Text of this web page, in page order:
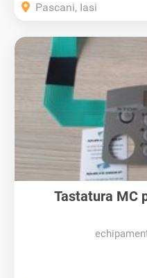
Pascani, Iasi
Tastatura MC